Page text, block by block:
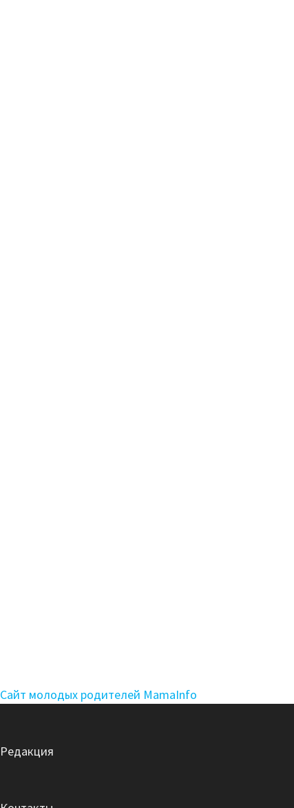
Сайт молодых родителей MamaInfo
Редакция